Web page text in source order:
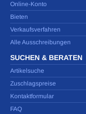
Online-Konto
Bieten
Verkaufsverfahren
Alle Ausschreibungen
SUCHEN & BERATEN
Artikelsuche
Zuschlagspreise
Kontaktformular
FAQ